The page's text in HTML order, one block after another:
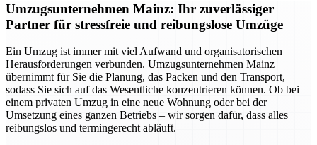
Umzugsunternehmen Mainz: Ihr zuverlässiger
Partner für stressfreie und reibungslose Umzüge
Ein Umzug ist immer mit viel Aufwand und organisatorischen
Herausforderungen verbunden. Umzugsunternehmen Mainz
übernimmt für Sie die Planung, das Packen und den Transport,
sodass Sie sich auf das Wesentliche konzentrieren können. Ob bei
einem privaten Umzug in eine neue Wohnung oder bei der
Umsetzung eines ganzen Betriebs – wir sorgen dafür, dass alles
reibungslos und termingerecht abläuft.